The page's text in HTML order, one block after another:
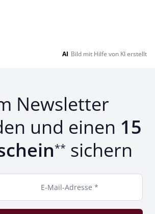
AI Bild mit Hilfe von KI erstellt
Newsletter
und einen 15
** sichern
E-Mail-Adresse *